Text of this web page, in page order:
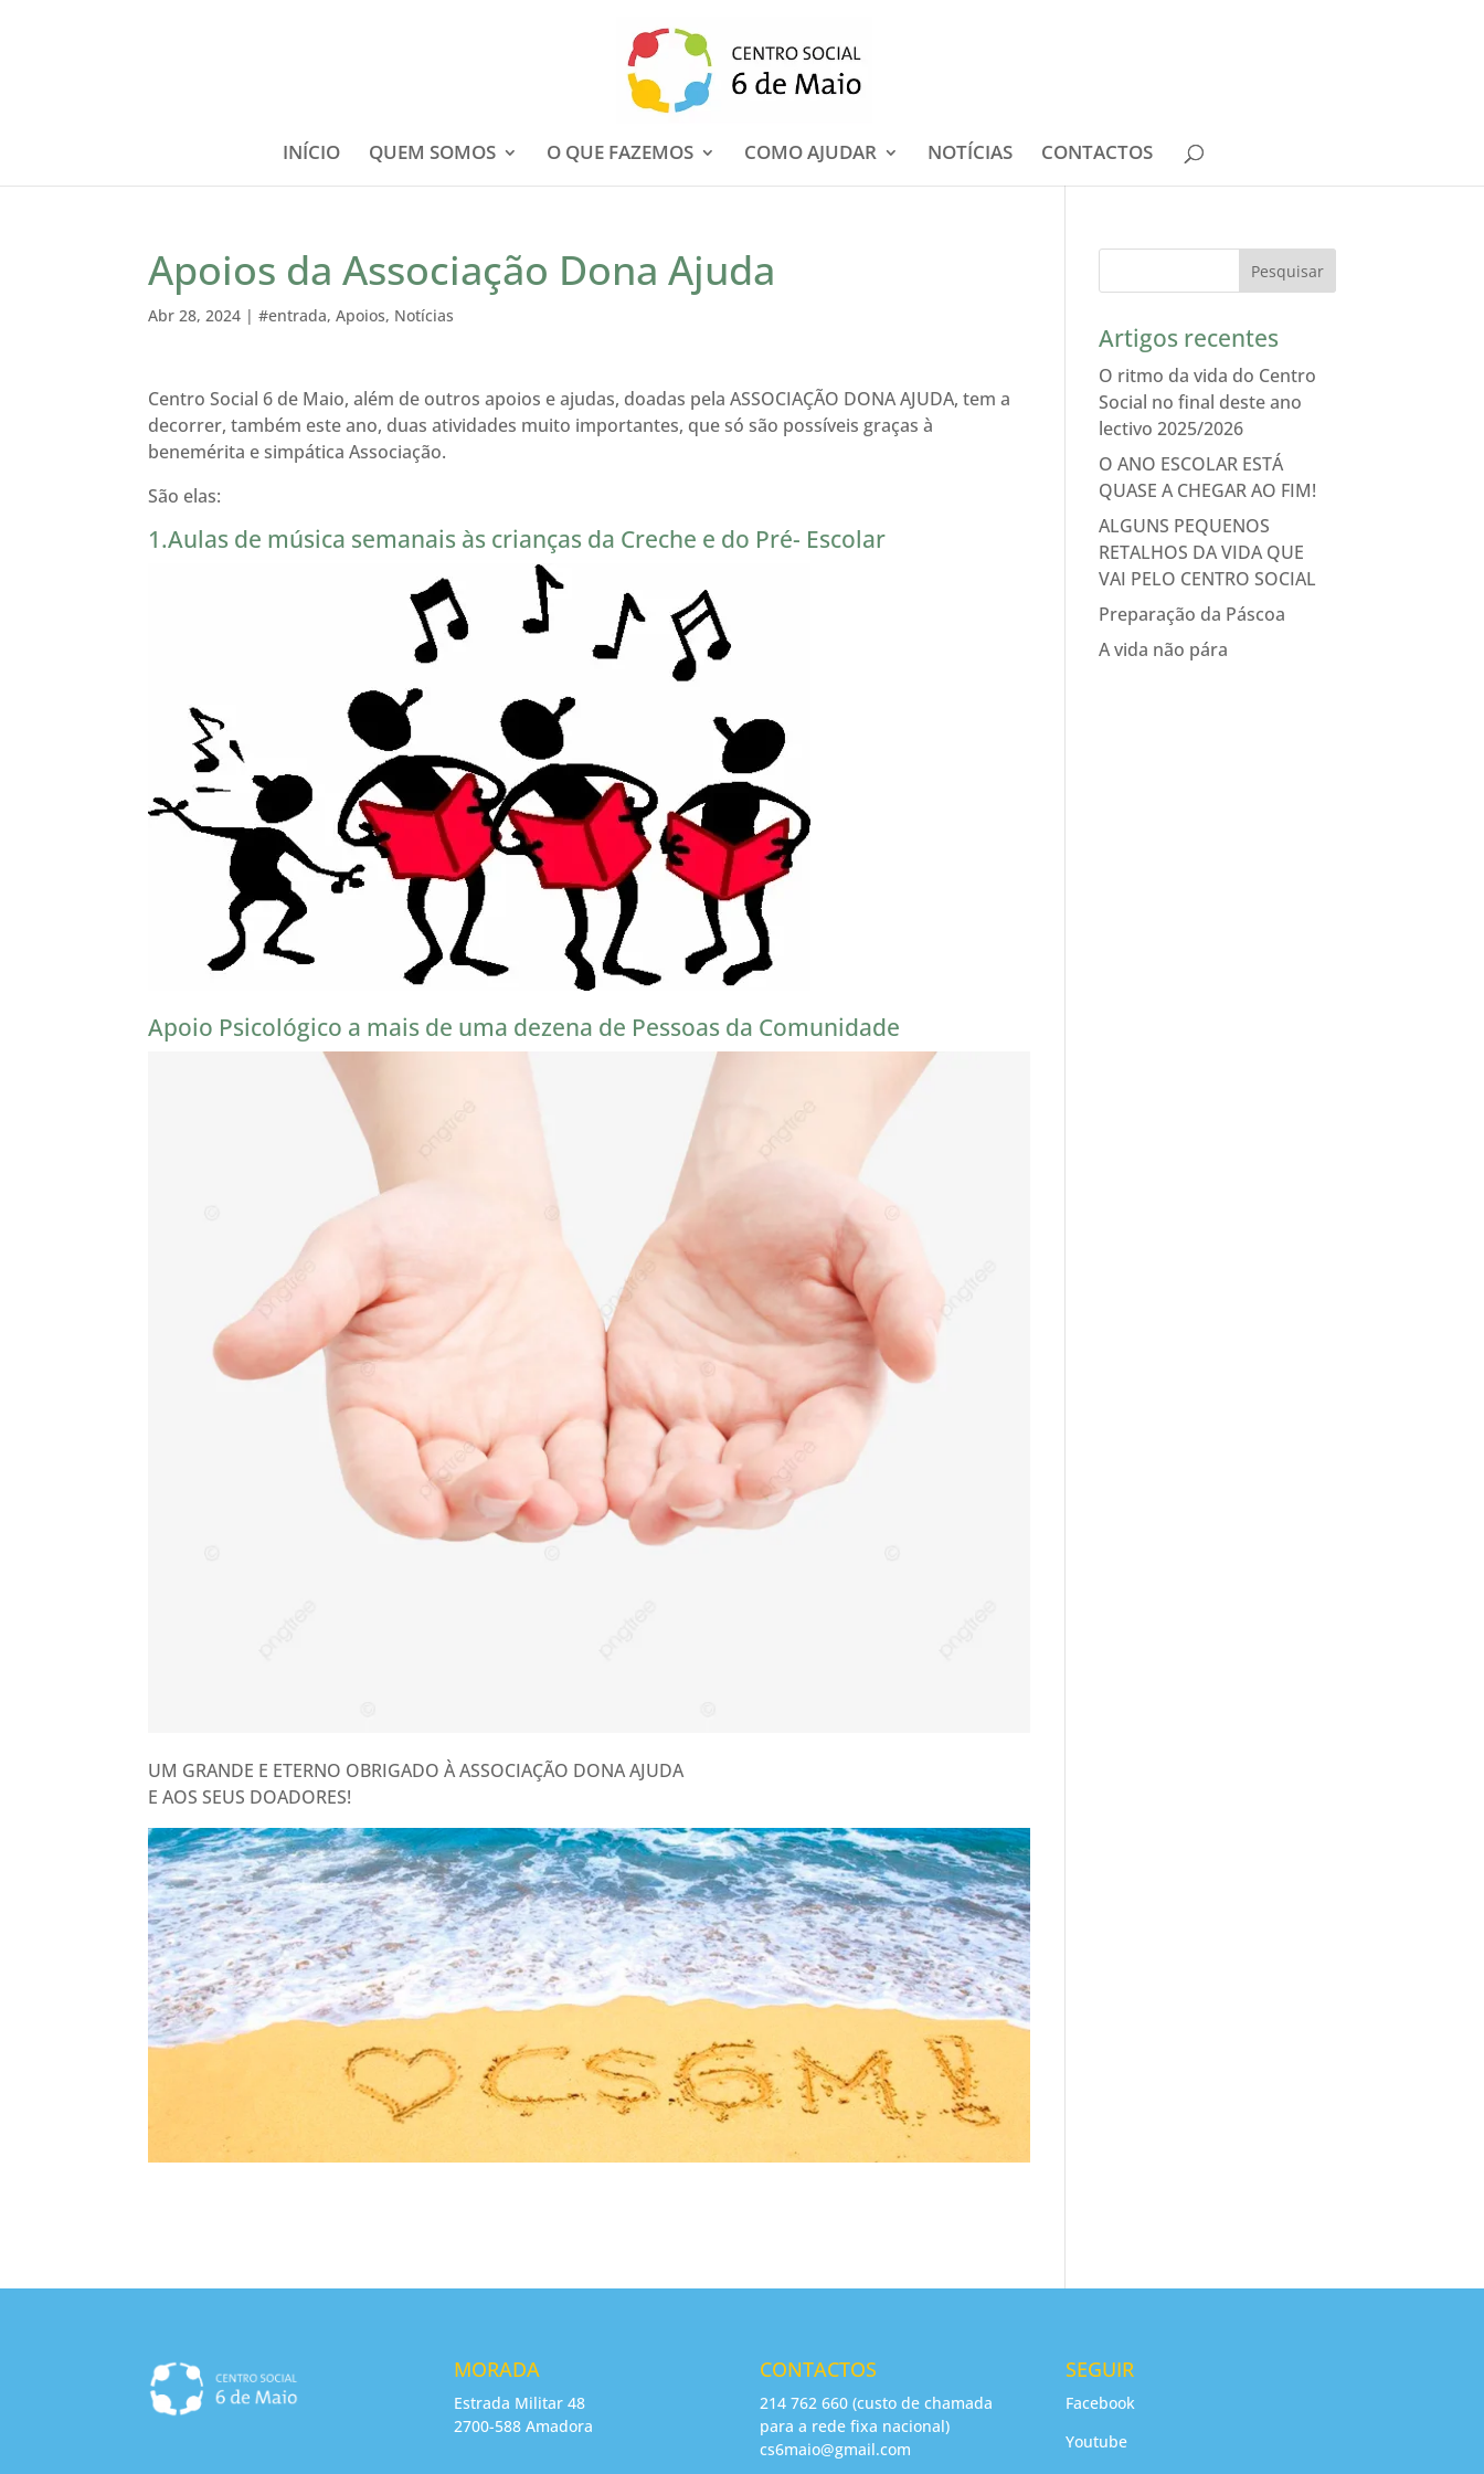
INÍCIO QUEM SOMOS O QUE FAZEMOS COMO AJUDAR NOTÍCIAS CONTACTOS
Apoios da Associação Dona Ajuda
Abr 28, 2024 |#entrada,Apoios, Notícias
Centro Social 6 de Maio, além de outros apoios e ajudas, doadas pela ASSOCIAÇÃO DONA AJUDA, tem a
decorrer, também este ano, duas atividades muito importantes, que só são possíveis graças à
benemérita e simpática Associação.
São elas:
1.Aulas de música semanais às crianças da Creche e do Pré- Escolar
Apoio Psicológico a mais de uma dezena de Pessoas da Comunidade
UM GRANDE E ETERNO OBRIGADO À ASSOCIAÇÃO DONA AJUDA
E AOS SEUS DOADORES!
Artigos recentes
O ritmo da vida do Centro
Social no final deste ano
lectivo 2025/2026
O ANO ESCOLAR ESTÁ
QUASE A CHEGAR AO FIM!
ALGUNS PEQUENOS
RETALHOS DA VIDA QUE
VAI PELO CENTRO SOCIAL
Preparação da Páscoa
A vida não pára
MORADA
Estrada Militar 48
2700-588 Amadora
CONTACTOS
214 762 660 (custo de chamada
para a rede fixa nacional)
cs6maio@gmail.com
SEGUIR
Facebook
Youtube